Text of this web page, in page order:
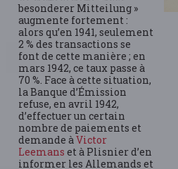
besonderer Mitteilung »
augmente fortement :
alors qu’en 1941, seulement
2 % des transactions se
font de cette manière ; en
mars 1942, ce taux passe à
70 %. Face à cette situation,
la Banque d’Émission
refuse, en avril 1942,
d’effectuer un certain
nombre de paiements et
demande àVictor
Leemans et à Plisnier d’en
informer les Allemands et